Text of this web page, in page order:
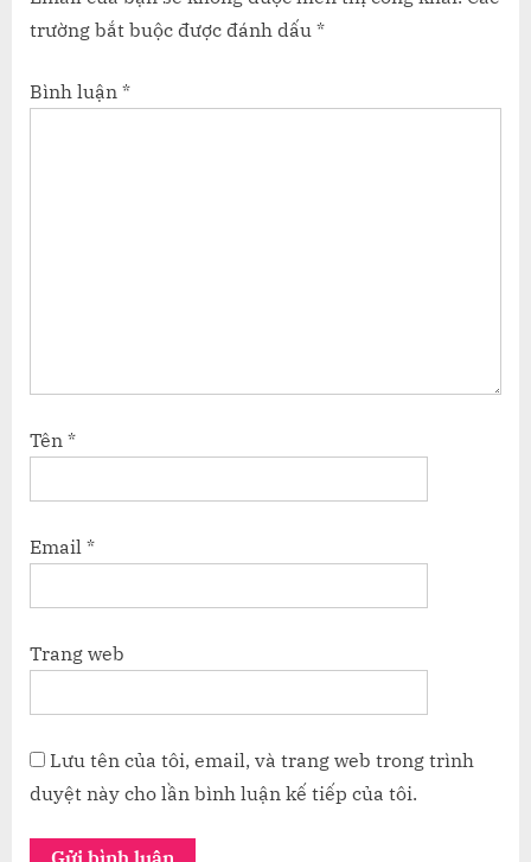
trường bắt buộc được đánh dấu *
Bình luận *
Tên *
Email *
Trang web
Lưu tên của tôi, email, và trang web trong trình
duyệt này cho lần bình luận kế tiếp của tôi.